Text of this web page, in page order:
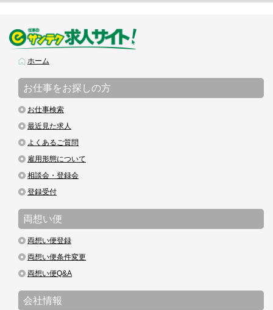
ホーム
お仕事をお探しの方
お仕事検索
最近見た求人
よくあるご質問
雇用形態について
相談会・登録会
登録受付
両想い便
両想い便登録
両想い便条件変更
両想い便Q&A
会社情報